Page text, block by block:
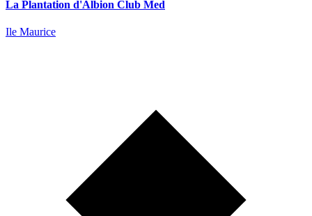
La Plantation d'Albion Club Med
Ile Maurice